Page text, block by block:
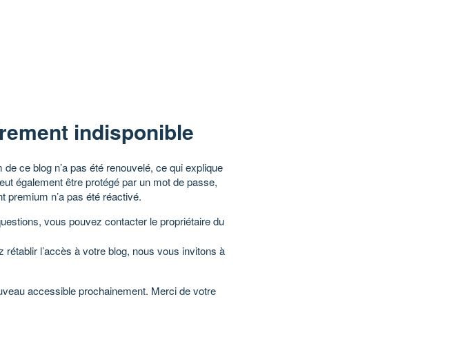
indisponible
ce blog n’a pas été renouvelé, ce qui explique
également être protégé par un mot de passe,
premium n’a pas été réactivé.
vous pouvez contacter le propriétaire du
rétablir l’accès à votre blog, nous vous invitons à
accessible prochainement. Merci de votre